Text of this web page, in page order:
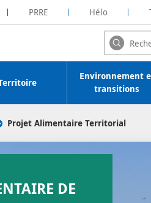
PRRE
Plateforme Rochelaise de
Hélo
Environnement
transitions
Projet Alimentaire Territorial
DE